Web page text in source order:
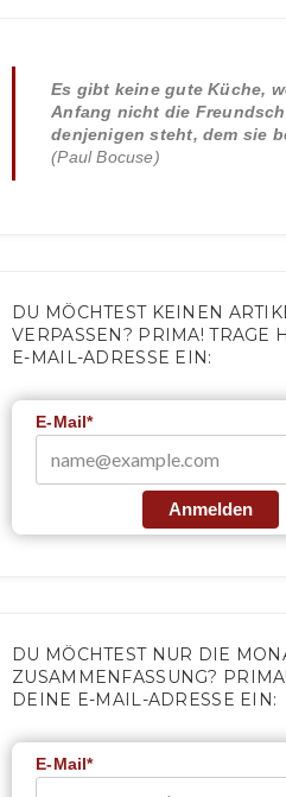
Es gibt keine gute Küche,
Anfang nicht die
denjenigen steht, dem sie
(Paul Bocuse)
DU MÖCHTEST KEINEN
VERPASSEN? PRIMA! TRAGE
E-MAIL-ADRESSE EIN:
E-Mail*
Anmelden
DU MÖCHTEST NUR DIE
ZUSAMMENFASSUNG?
DEINE E-MAIL-ADRESSE EIN:
E-Mail*